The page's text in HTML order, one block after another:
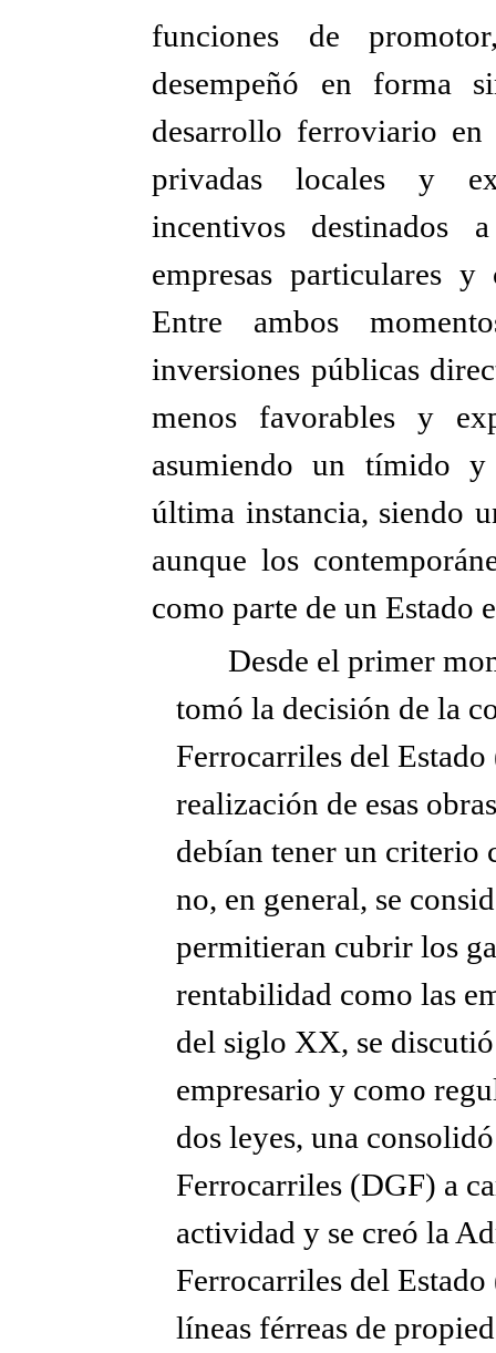
funciones de
desempeñó en forma
desarrollo ferroviario
privadas locales y
incentivos destinados
empresas particulares
Entre ambos
inversiones públicas
menos favorables y
asumiendo un tímido y
última instancia, siendo
aunque los
como parte de un Estado
Desde el primer
tomó la decisión de la
Ferrocarriles del
realización de esas
debían tener un criterio
no, en general, se
permitieran cubrir los
rentabilidad como las
del siglo XX, se
empresario y como
dos leyes, una
Ferrocarriles (DGF) a
actividad y se creó la
Ferrocarriles del
líneas férreas de